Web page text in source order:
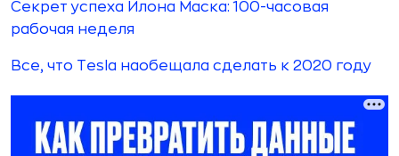
Секрет успеха Илона Маска: 100-часовая
рабочая неделя
Все, что Tesla наобещала сделать к 2020 году